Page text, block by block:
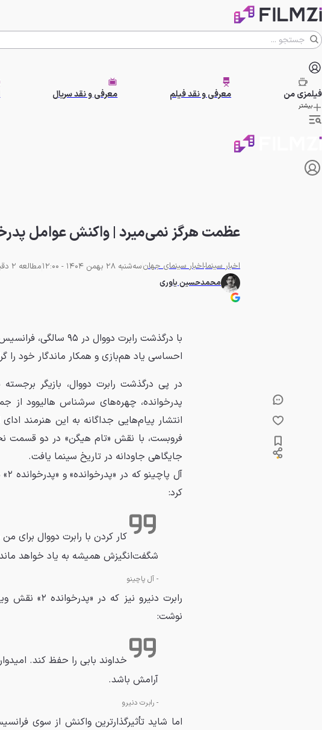
فیلمزیمن معرفی و نقد فیلم معرفی و نقد سریال
بیشتر
عظمت هرگز نمی‌میرد | واکنش عوامل
اخبار سینمااخبار سینمای جهانسه‌شنبه 28 بهمن 1404 - 12:00
مطالعه 2 دقیقه
محمدحسین یاوری
با درگذشت رابرت دووال
احساسی یاد هم‌بازی و همکار ماندگار خود را
در پی درگذشت رابرت دووال، بازیگر
پدرخوانده، چهره‌های سرشناس هالیوود از
فروبست، با نقش «تام هیگن» در دو قسمت
جایگاهی جاودانه در تاریخ سینما یافت.
کرد:
کار کردن با رابرت دووال برای
شگفت‌انگیزش همیشه به یاد خواهد
-آل پاچینو
رابرت دنیرو
نوشت:
آرامش باشد.
-رابرت دنیرو
اما شاید تأثیرگذارترین واکنش از سوی